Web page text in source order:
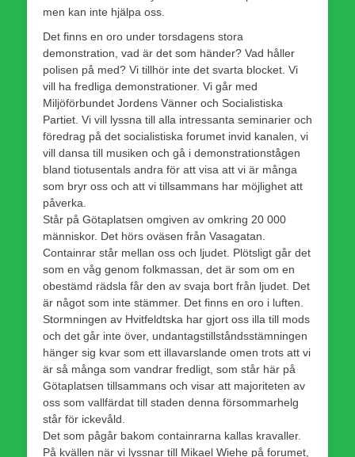
men kan inte hjälpa oss.
Det finns en oro under torsdagens stora
demonstration, vad är det som händer? Vad håller
polisen på med? Vi tillhör inte det svarta blocket. Vi
vill ha fredliga demonstrationer. Vi går med
Miljöförbundet Jordens Vänner och Socialistiska
Partiet. Vi vill lyssna till alla intressanta seminarier och
föredrag på det socialistiska forumet invid kanalen, vi
vill dansa till musiken och gå i demonstrationstågen
bland tiotusentals andra för att visa att vi är många
som bryr oss och att vi tillsammans har möjlighet att
påverka.
Står på Götaplatsen omgiven av omkring 20 000
människor. Det hörs oväsen från Vasagatan.
Containrar står mellan oss och ljudet. Plötsligt går det
som en våg genom folkmassan, det är som om en
obestämd rädsla får den av svaja bort från ljudet. Det
är något som inte stämmer. Det finns en oro i luften.
Stormningen av Hvitfeldtska har gjort oss illa till mods
och det går inte över, undantagstillståndsstämningen
hänger sig kvar som ett illavarslande omen trots att vi
är så många som vandrar fredligt, som står här på
Götaplatsen tillsammans och visar att majoriteten av
oss som vallfärdat till staden denna försommarhelg
står för ickevåld.
Det som pågår bakom containrarna kallas kravaller.
På kvällen när vi lyssnar till Mikael Wiehe på forumet,